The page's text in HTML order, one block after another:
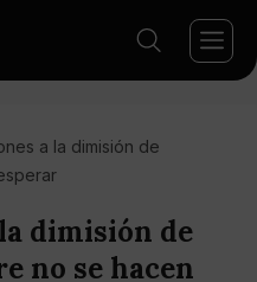
a la dimisión de
dimisión de
no se hacen